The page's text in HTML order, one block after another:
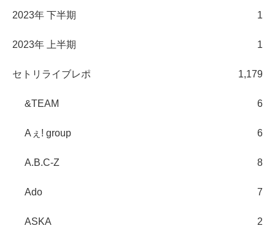
2023年 下半期 1
2023年 上半期 1
セトリライブレポ 1,179
&TEAM 6
Aぇ! group 6
A.B.C-Z 8
Ado 7
ASKA 2